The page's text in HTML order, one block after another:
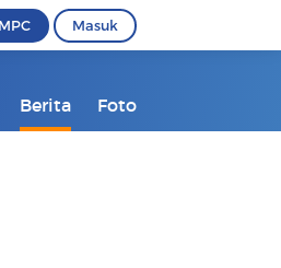
Masuk
Berita Foto